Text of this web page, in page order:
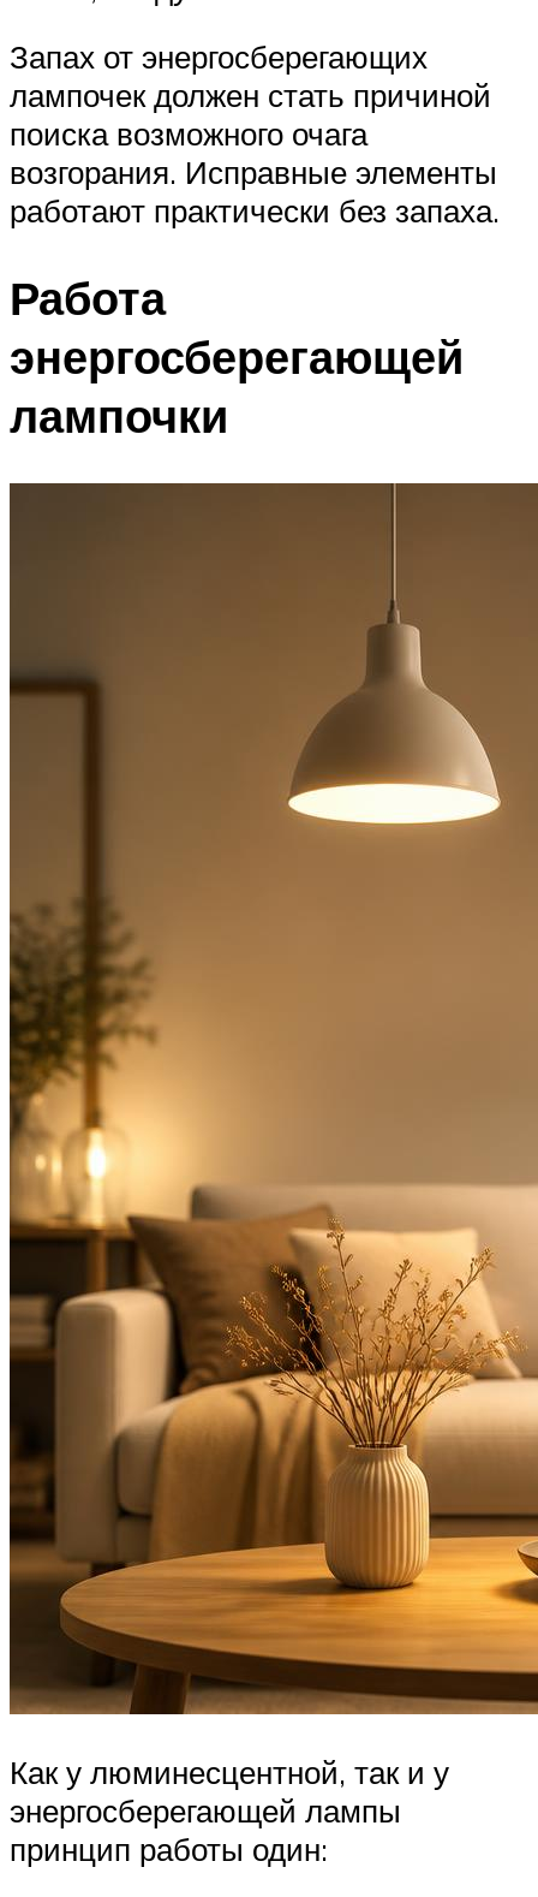
Запах от энергосберегающих
лампочек должен стать причиной
поиска возможного очага
возгорания. Исправные элементы
работают практически без запаха.
Работа
энергосберегающей
лампочки
Как у люминесцентной, так и у
энергосберегающей лампы
принцип работы один: